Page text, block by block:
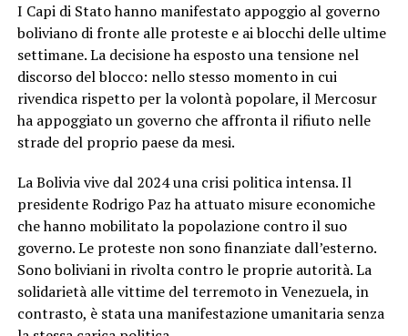
I Capi di Stato hanno manifestato appoggio al governo
boliviano di fronte alle proteste e ai blocchi delle ultime
settimane. La decisione ha esposto una tensione nel
discorso del blocco: nello stesso momento in cui
rivendica rispetto per la volontà popolare, il Mercosur
ha appoggiato un governo che affronta il rifiuto nelle
strade del proprio paese da mesi.
La Bolivia vive dal 2024 una crisi politica intensa. Il
presidente Rodrigo Paz ha attuato misure economiche
che hanno mobilitato la popolazione contro il suo
governo. Le proteste non sono finanziate dall’esterno.
Sono boliviani in rivolta contro le proprie autorità. La
solidarietà alle vittime del terremoto in Venezuela, in
contrasto, è stata una manifestazione umanitaria senza